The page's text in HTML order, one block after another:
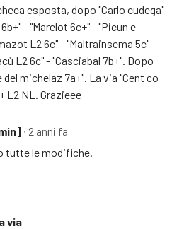
esposta, dopo "Carlo cudega"
- "Marelot 6c+" - "Picun e
L2 6c" - "Maltrainsema 5c" -
L2 6c" - "Casciabal 7b+". Dopo
michelaz 7a+". La via "Cent co
L2 NL. Grazieee
∙ 2 anni fa
tutte le modifiche.
via